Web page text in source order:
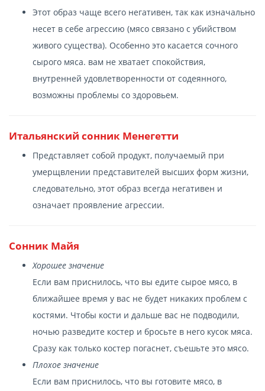
Этот образ чаще всего негативен, так как изначально
несет в себе агрессию (мясо связано с убийством
живого существа). Особенно это касается сочного
сырого мяса. вам не хватает спокойствия,
внутренней удовлетворенности от содеянного,
возможны проблемы со здоровьем.
Итальянский сонник Менегетти
Представляет собой продукт, получаемый при
умерщвлении представителей высших форм жизни,
следовательно, этот образ всегда негативен и
означает проявление агрессии.
Сонник Майя
Хорошее значение
Если вам приснилось, что вы едите сырое мясо, в
ближайшее время у вас не будет никаких проблем с
костями. Чтобы кости и дальше вас не подводили,
ночью разведите костер и бросьте в него кусок мяса.
Сразу как только костер погаснет, съешьте это мясо.
Плохое значение
Если вам приснилось, что вы готовите мясо, в